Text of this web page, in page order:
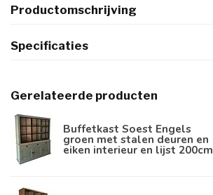
Productomschrijving
Specificaties
Gerelateerde producten
Buffetkast Soest Engels
groen met stalen deuren en
eiken interieur en lijst 200cm